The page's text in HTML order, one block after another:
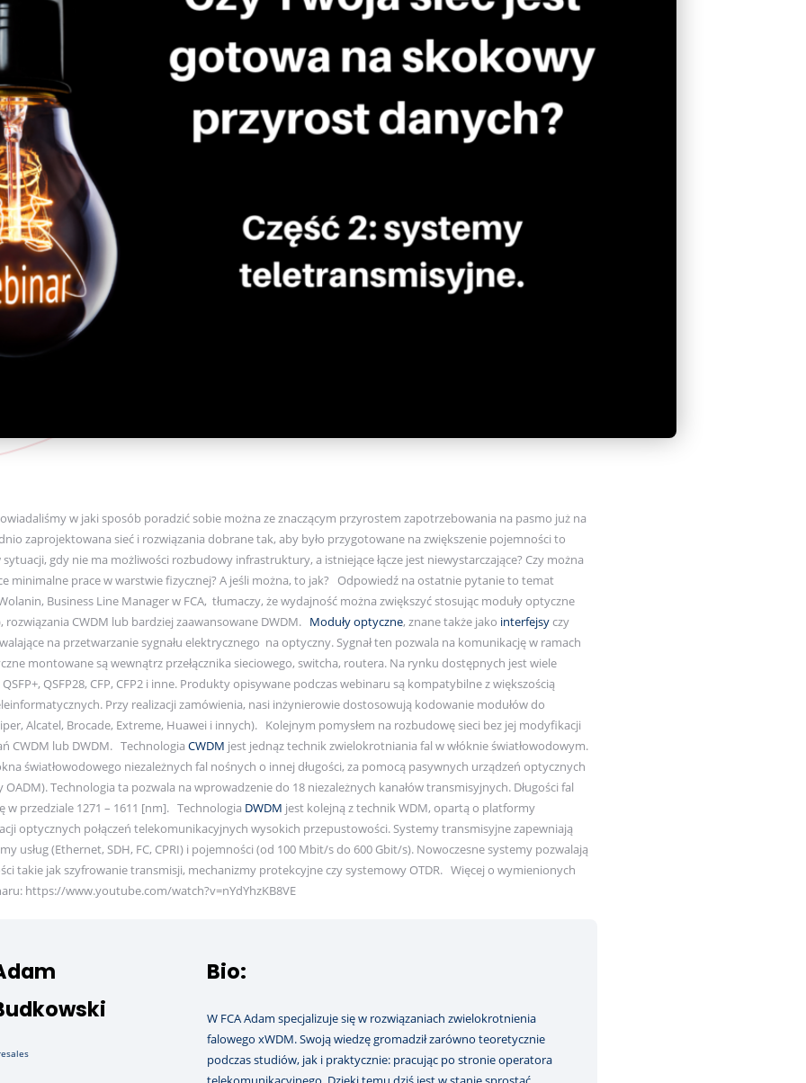
w jaki sposób poradzić sobie można ze znaczącym przyrostem zapotrzebowania na pasmo już na
zaprojektowana sieć i rozwiązania dobrane tak, aby było przygotowane na zwiększenie pojemności to
gdy nie ma możliwości rozbudowy infrastruktury, a istniejące łącze jest niewystarczające? Czy można
minimalne prace w warstwie fizycznej? A jeśli można, to jak? Odpowiedź na ostatnie pytanie to temat
Business Line Manager w FCA, tłumaczy, że wydajność można zwiększyć stosując moduły optyczne
rozwiązania CWDM lub bardziej zaawansowane DWDM. Moduły optyczne, znane także jako interfejsyczy
na przetwarzanie sygnału elektrycznego na optyczny. Sygnał ten pozwala na komunikację w ramach
montowane są wewnątrz przełącznika sieciowego, switcha, routera. Na rynku dostępnych jest wiele
QSFP+, QSFP28, CFP, CFP2 i inne. Produkty opisywane podczas webinaru są kompatybilne z większością
Przy realizacji zamówienia, nasi inżynierowie dostosowują kodowanie modułów do
Alcatel, Brocade, Extreme, Huawei i innych). Kolejnym pomysłem na rozbudowę sieci bez jej modyfikacji
CWDM lub DWDM. TechnologiaCWDM jest jednąz technik zwielokrotniania fal w włóknie światłowodowym.
światłowodowego niezależnych fal nośnych o innej długości, za pomocą pasywnych urządzeń optycznych
Technologia ta pozwala na wprowadzenie do 18 niezależnych kanałów transmisyjnych. Długości fal
w przedziale 1271 – 1611 [nm]. Technologia DWDM jest kolejną z technik WDM, opartą o platformy
optycznych połączeń telekomunikacyjnych wysokich przepustowości. Systemy transmisyjne zapewniają
usług (Ethernet, SDH, FC, CPRI) i pojemności (od 100 Mbit/s do 600 Gbit/s). Nowoczesne systemy pozwalają
takie jak szyfrowanie transmisji, mechanizmy protekcyjne czy systemowy OTDR. ​ Więcej o wymienionych
https://www.youtube.com/watch?v=nYdYhzKB8VE
Bio:
W FCA Adam specjalizuje się w rozwiązaniach zwielokrotnienia
falowego xWDM. Swoją wiedzę gromadził zarówno teoretycznie
podczas studiów, jak i praktycznie: pracując po stronie operatora